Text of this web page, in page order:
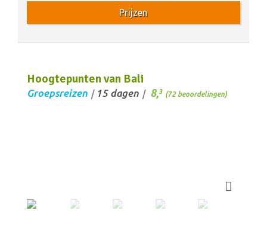
Prijzen
Hoogtepunten van Bali
Groepsreizen / 15 dagen / 8,3 (72 beoordelingen)